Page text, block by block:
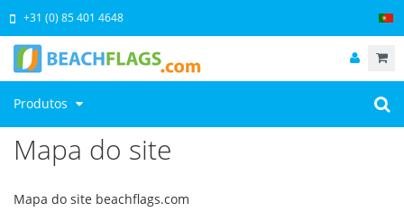
Produtos
+31 (0) 85 401 4648
Mapa do site
Mapa do site beachflags.com